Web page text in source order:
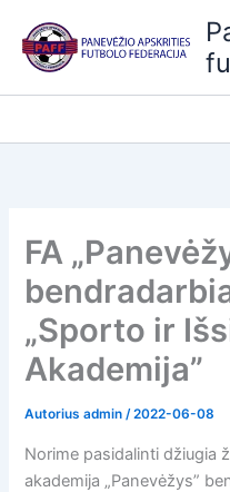
prie
turinio
FA
„Sporto ir
Akademija”
Autorius admin/2022-06-08
Norime pasidalinti džiugia
akademija „Panevėžys”